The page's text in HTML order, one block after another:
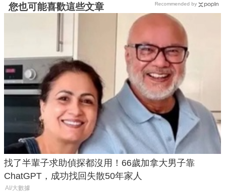
您也可能喜歡這些文章
找了半輩子求助偵探都沒用！66歲加拿大男子靠
ChatGPT，成功找回失散50年家人
AI/大數據
Recommended by